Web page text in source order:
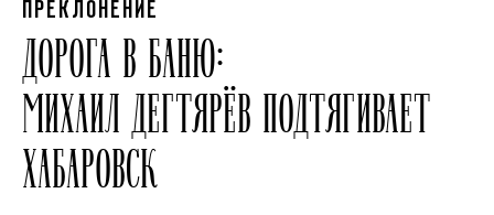
ПРЕКЛОНЕНИЕ
ДОРОГА В БАНЮ:
МИХАИЛ ДЕГТЯРЁВ ПОДТЯГИВАЕТ
ХАБАРОВСК